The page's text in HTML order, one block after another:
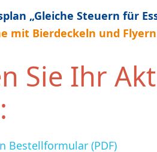
„Gleiche Steuern für
mit Bierdeckeln und Flyern
Sie Ihr
Bestellformular (PDF)